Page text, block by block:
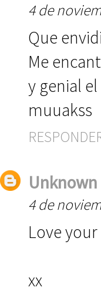
4 de
Que
Me
y genial
muuakss
Unknown
4 de
Love
xx